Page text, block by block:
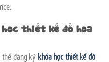
thiết kế đồ họa
thể đăng ký khóa học thiết kế đồ